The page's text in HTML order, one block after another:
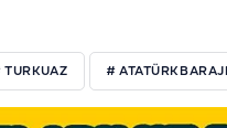
TURKUAZ # ATATÜRKBARAJI